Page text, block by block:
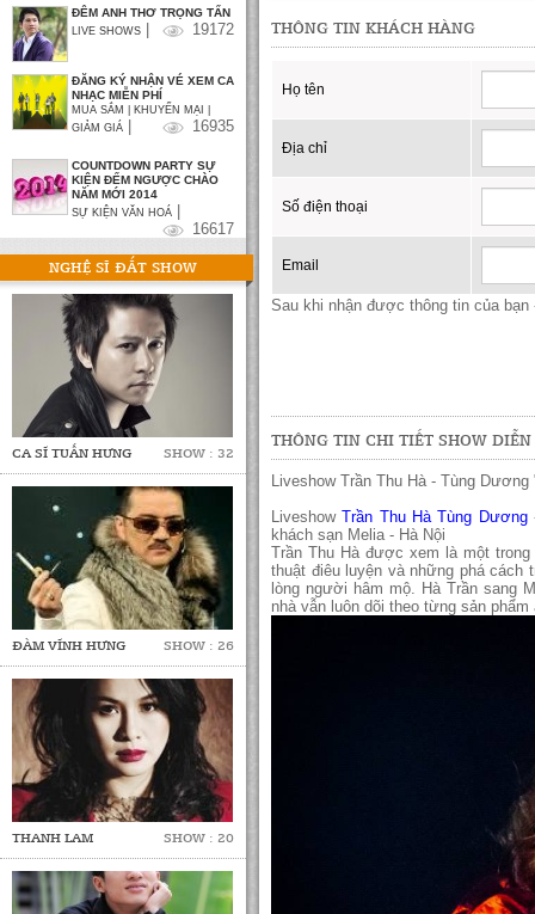
ĐÊM ANH THƠ TRỌNG TẤN
LIVE SHOWS 19172
ĐĂNG KÝ NHẬN VÉ XEM CA
NHẠC MIỄN PHÍ
MUA SẮM | KHUYẾN MẠI |
GIẢM GIÁ
16935
COUNTDOWN PARTY SỰ
KIỆN ĐẾM NGƯỢC CHÀO
NĂM MỚI 2014
SỰ KIỆN VĂN HOÁ
16617
NGHỆ SĨ ĐẮT SHOW
CA SĨ TUẤN HƯNG SHOW : 32
ĐÀM VĨNH HƯNG SHOW : 26
THANH LAM SHOW : 20
THÔNG TIN KHÁCH HÀNG
Họ tên
Địa chỉ
Số điện thoại
Email
Sau khi nhận được thông tin của
THÔNG TIN CHI TIẾT SHOW DIỄN
Liveshow Trần Thu Hà - Tùng
LiveshowTrần Thu Hà Tùng Dương
khách sạn Melia - Hà Nội
Trần Thu Hà được xem là một
thuật điêu luyện và những phá cách
lòng người hâm mộ. Hà Trần sang
nhà vẫn luôn dõi theo từng sản